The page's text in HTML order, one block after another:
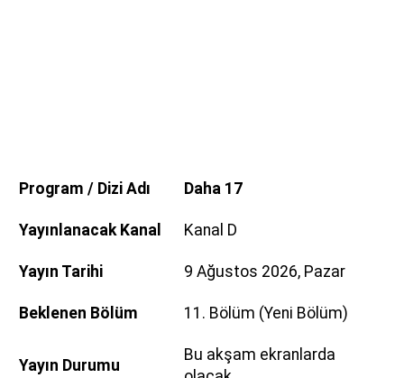
Program / Dizi Adı Daha 17
Yayınlanacak Kanal Kanal D
Yayın Tarihi 9 Ağustos 2026, Pazar
Beklenen Bölüm 11. Bölüm (Yeni Bölüm)
Yayın Durumu
Bu akşam ekranlarda